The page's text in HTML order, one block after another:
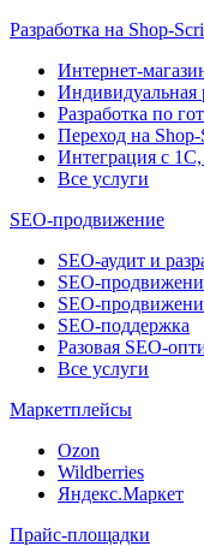
Разработка на Shop-
Интернет-
Индивидуальная
Разработка по
Переход на
Интеграция с
Все услуги
SEO-продвижение
SEO-аудит и
SEO-
SEO-
SEO-поддержка
Разовая SEO-
Все услуги
Маркетплейсы
Ozon
Wildberries
Яндекс.Маркет
Прайс-площадки